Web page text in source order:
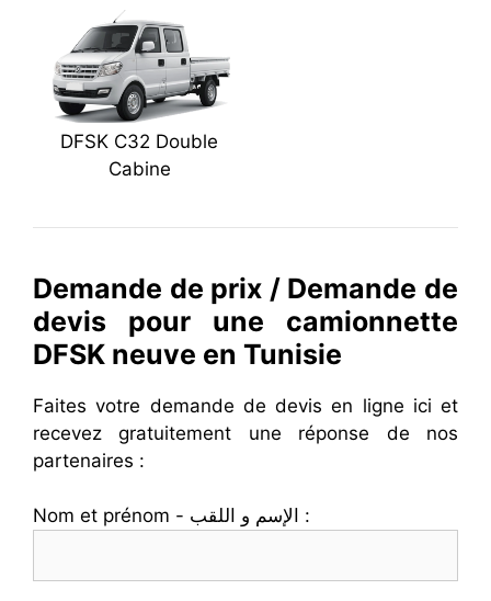
DFSK C32 Double
Cabine
Demande de prix / Demande de
devis pour une camionnette
DFSK neuve en Tunisie
Faites votre demande de devis en ligne ici et
recevez gratuitement une réponse de nos
partenaires :
Nom et prénom - الإسم و اللقب :